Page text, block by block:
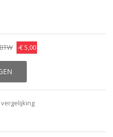
-€ 5,00